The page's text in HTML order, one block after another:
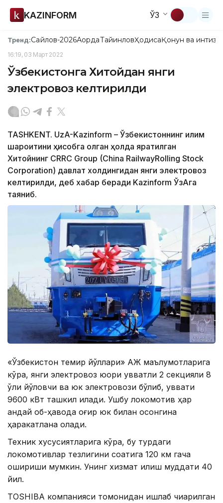
KAZINFORM ЎЗ
Тренд:Сайлов-2026АқордаТайинловҲодисаҚонун ва
16:19, 03 Март 2022
Ўзбекистонга Хитойдан янги
электровоз келтирилди
TASHKENT. UzA-Kazinform – Ўзбекистоннинг иқлим
шароитини ҳисобга олган ҳолда яратилган
Хитойнинг CRRC Group (China RailwayRolling Stock
Corporation) давлат холдингидан янги электровоз
келтирилди, деб хабар беради Kazinform ЎзАга
таяниб.
«Ўзбекистон темир йўллари» АЖ маълумотларига
кўра, янги электровоз юқори қувватли 2 секцияли 8
ўқли йўловчи ва юк электровози бўлиб, қуввати
9600 кВт ташкил қилади. Ушбу локомотив ҳар
қандай об-ҳавода оғир юк билан осонгина
ҳаракатлана олади.
Техник хусусиятларига кўра, бу турдаги
локомотивлар тезлигини соатига 120 км гача
ошириши мумкин. Унинг хизмат қилиш муддати 40
йил.
TOSHIBA компанияси томонидан ишлаб чиқарилган